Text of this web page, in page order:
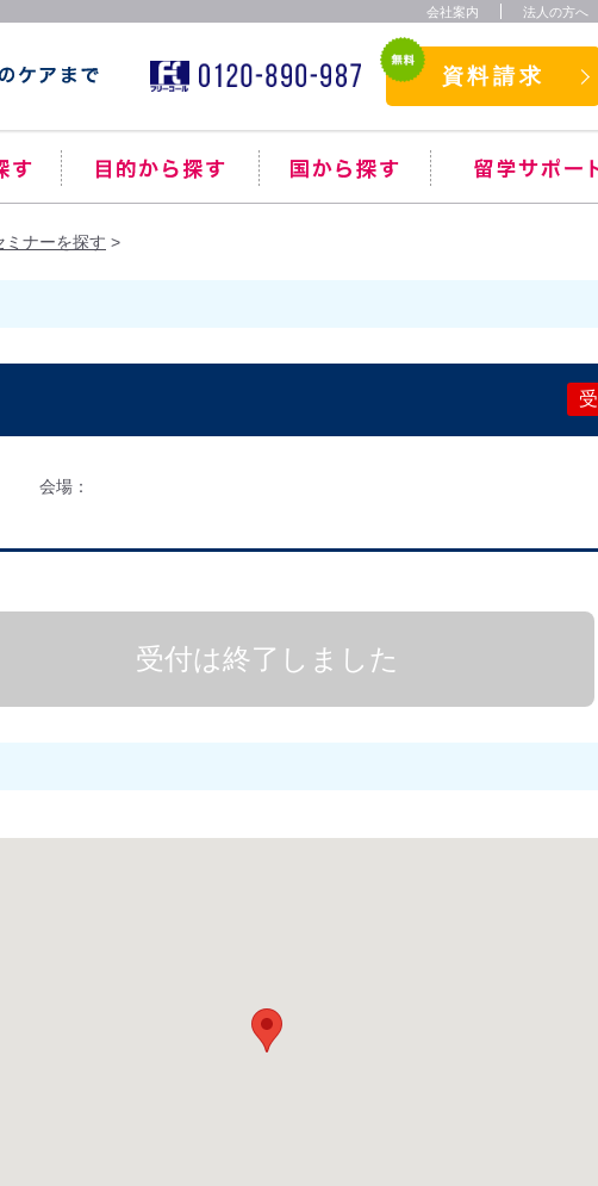
会社案内 法人の方へ
資料請求
ミナーを探す
会場：
受付は終了しました